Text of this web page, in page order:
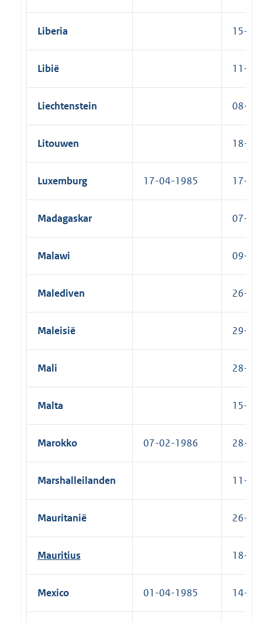
Liberia 15-
Libië 11-
Liechtenstein 08-
Litouwen 18-
Luxemburg 17-04-1985 17-
Madagaskar 07-
Malawi 09-
Malediven 26-
Maleisië 29-
Mali 28-
Malta 15-
Marokko 07-02-1986 28-
Marshalleilanden 11-
Mauritanië 26-
Mauritius 18-
Mexico 01-04-1985 14-